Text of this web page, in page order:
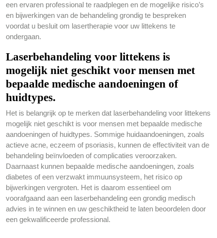
een ervaren professional te raadplegen en de mogelijke risico’s
en bijwerkingen van de behandeling grondig te bespreken
voordat u besluit om lasertherapie voor uw littekens te
ondergaan.
Laserbehandeling voor littekens is
mogelijk niet geschikt voor mensen met
bepaalde medische aandoeningen of
huidtypes.
Het is belangrijk op te merken dat laserbehandeling voor littekens
mogelijk niet geschikt is voor mensen met bepaalde medische
aandoeningen of huidtypes. Sommige huidaandoeningen, zoals
actieve acne, eczeem of psoriasis, kunnen de effectiviteit van de
behandeling beïnvloeden of complicaties veroorzaken.
Daarnaast kunnen bepaalde medische aandoeningen, zoals
diabetes of een verzwakt immuunsysteem, het risico op
bijwerkingen vergroten. Het is daarom essentieel om
voorafgaand aan een laserbehandeling een grondig medisch
advies in te winnen en uw geschiktheid te laten beoordelen door
een gekwalificeerde professional.